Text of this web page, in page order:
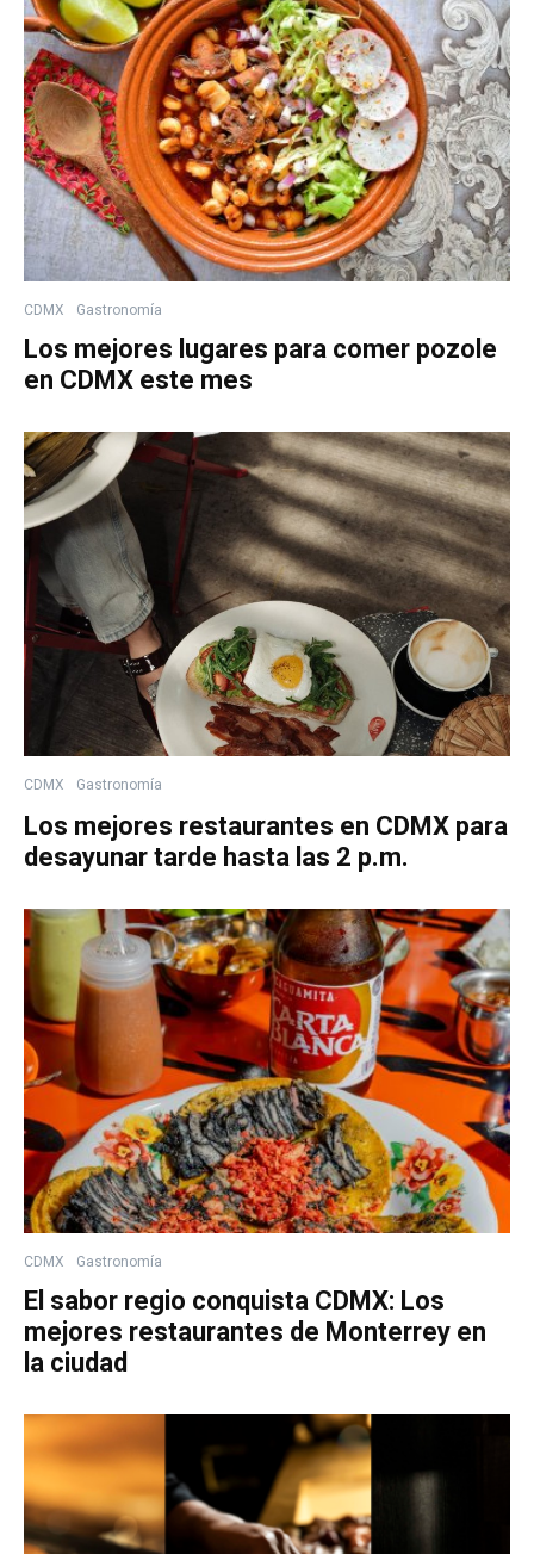
CDMX Gastronomía
Los mejores lugares para comer pozole
en CDMX este mes
CDMX Gastronomía
Los mejores restaurantes en CDMX para
desayunar tarde hasta las 2 p.m.
CDMX Gastronomía
El sabor regio conquista CDMX: Los
mejores restaurantes de Monterrey en
la ciudad